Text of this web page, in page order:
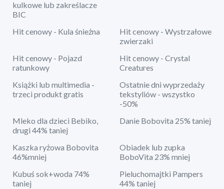
kulkowe lub zakreślacze
BIC
Hit cenowy - Kula śnieżna
Hit cenowy - Wystrzałowe
zwierzaki
Hit cenowy - Pojazd
ratunkowy
Hit cenowy - Crystal
Creatures
Książki lub multimedia -
trzeci produkt gratis
Ostatnie dni wyprzedaży
tekstyliów - wszystko
-50%
Mleko dla dzieci Bebiko,
drugi 44% taniej
Danie Bobovita 25% taniej
Kaszka ryżowa Bobovita
46%mniej
Obiadek lub zupka
BoboVita 23% mniej
Kubuś sok+woda 74%
taniej
Pieluchomajtki Pampers
44% taniej